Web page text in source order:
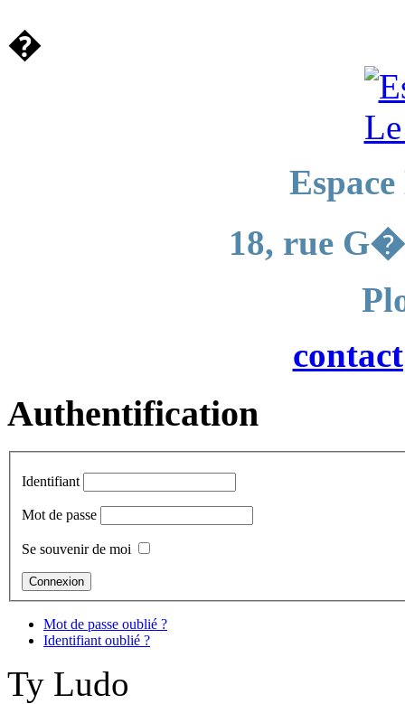
�
18, rue
Authentification
Identifiant
Mot de passe
Se souvenir de moi
Mot de passe oublié ?
Identifiant oublié ?
Ty Ludo